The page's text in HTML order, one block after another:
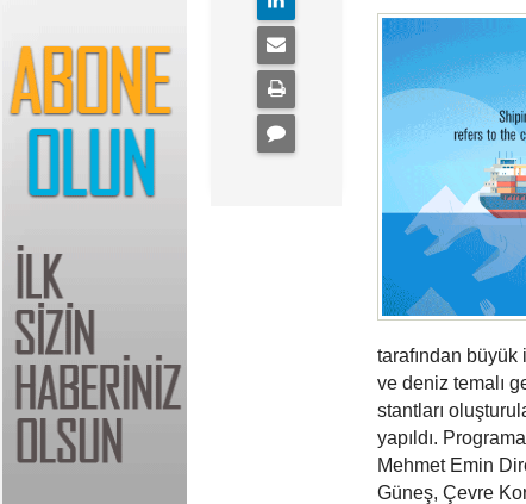
tarafından
ve deniz temalı
stantları
yapıldı.
Mehmet Emin
Güneş, Çevre